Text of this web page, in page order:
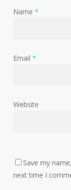
Name *
Email *
Website
Save my
next time I